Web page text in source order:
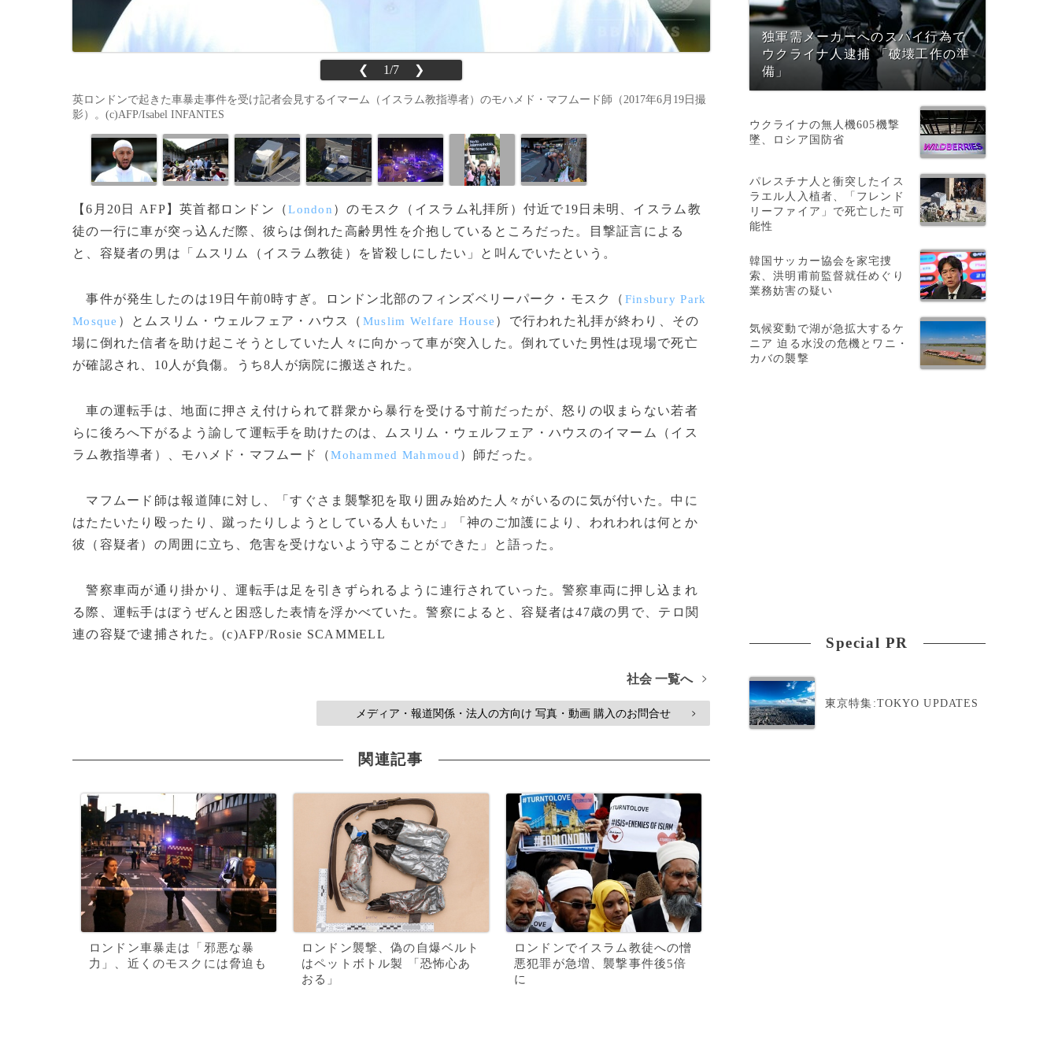
❮ 1/7 ❯
英ロンドンで起きた車暴走事件を受け記者会見するイマーム（イスラム教指導者）のモハメド・マフムード師（2017年6月19日撮
影）。(c)AFP/Isabel INFANTES
【6月20日 AFP】英首都ロンドン（London ）のモスク（イスラム礼拝所）付近で19日未明、イスラム教
徒の一行に車が突っ込んだ際、彼らは倒れた高齢男性を介抱しているところだった。目撃証言による
と、容疑者の男は「ムスリム（イスラム教徒）を皆殺しにしたい」と叫んでいたという。
事件が発生したのは19日午前0時すぎ。ロンドン北部のフィンズベリーパーク・モスク（ Finsbury Park
Mosque ）とムスリム・ウェルフェア・ハウス（ Muslim Welfare House ）で行われた礼拝が終わり、その
場に倒れた信者を助け起こそうとしていた人々に向かって車が突入した。倒れていた男性は現場で死亡
が確認され、10人が負傷。うち8人が病院に搬送された。
車の運転手は、地面に押さえ付けられて群衆から暴行を受ける寸前だったが、怒りの収まらない若者
らに後ろへ下がるよう諭して運転手を助けたのは、ムスリム・ウェルフェア・ハウスのイマーム（イス
ラム教指導者）、モハメド・マフムード（Mohammed Mahmoud ）師だった。
マフムード師は報道陣に対し、「すぐさま襲撃犯を取り囲み始めた人々がいるのに気が付いた。中に
はたたいたり殴ったり、蹴ったりしようとしている人もいた」「神のご加護により、われわれは何とか
彼（容疑者）の周囲に立ち、危害を受けないよう守ることができた」と語った。
警察車両が通り掛かり、運転手は足を引きずられるように連行されていった。警察車両に押し込まれ
る際、運転手はぼうぜんと困惑した表情を浮かべていた。警察によると、容疑者は47歳の男で、テロ関
連の容疑で逮捕された。(c)AFP/Rosie SCAMMELL
社会 一覧へ >
メディア・報道関係・法人の方向け 写真・動画 購入のお問合せ >
関連記事
ロンドン車暴走は「邪悪な暴
力」、近くのモスクには脅迫も
ロンドン襲撃、偽の自爆ベルト
はペットボトル製 「恐怖心あ
おる」
ロンドンでイスラム教徒への憎
悪犯罪が急増、襲撃事件後5倍
に
独軍需メーカーへのスパイ行為で
ウクライナ人逮捕 「破壊工作の準
備」
ウクライナの無人機605機撃
墜、ロシア国防省
パレスチナ人と衝突したイス
ラエル人入植者、「フレンド
リーファイア」で死亡した可
能性
韓国サッカー協会を家宅捜
索、洪明甫前監督就任めぐり
業務妨害の疑い
気候変動で湖が急拡大するケ
ニア 迫る水没の危機とワニ・
カバの襲撃
Special PR
東京特集:TOKYO UPDATES